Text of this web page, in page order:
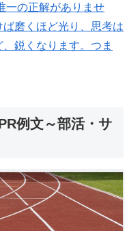
一の正解がありませ
磨くほど光り、思考は
鋭くなります。つま
例文～部活・サ